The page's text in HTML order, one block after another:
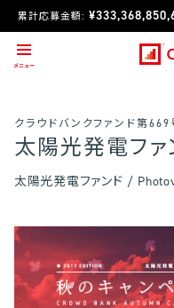
累計応募金額:
クラウドバンクファンド第669
太陽光発電ファ
太陽光発電ファンド /